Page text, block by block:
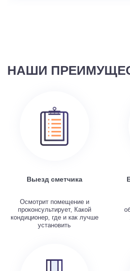
НАШИ
Выезд сметчика
Осмотрит помещение и
проконсультирует, Какой
кондиционер, где и как лучше
установить